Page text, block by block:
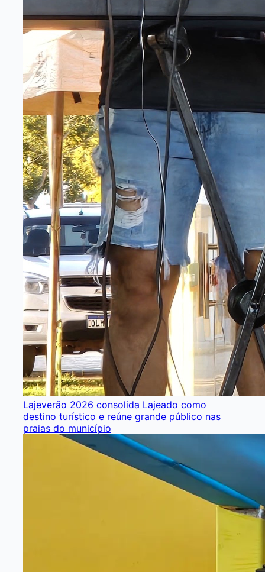
Lajeverão 2026 consolida Lajeado como
destino turístico e reúne grande público nas
praias do município